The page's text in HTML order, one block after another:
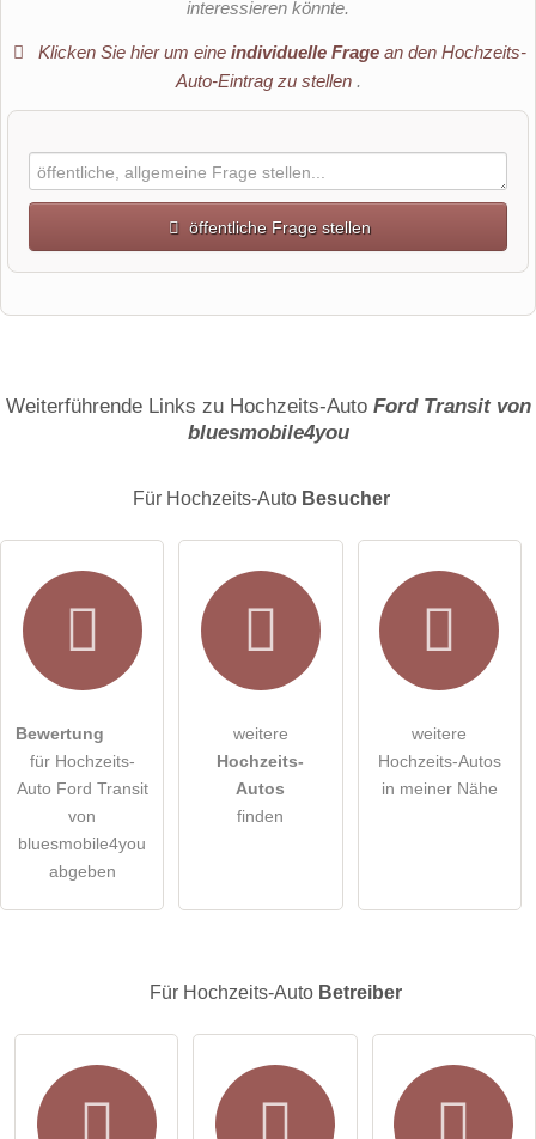
interessieren könnte.
Klicken Sie hier um eine individuelle Fragean den Hochzeits-
Auto-Eintrag zu stellen .
öffentliche Frage stellen
E-Mail-Adresse (wird nicht veröffentlicht)
Hiermit akzeptiere ich die
DieDatenschutzerklärung habe ich zur Kenntnis genommen.
öffentliche Frage stellen Abbrechen
Hinweis: Bitte beachten Sie, öffentliche Fragen sindfür alle
Besucher sichtbar
Klicken Sie hier um eine
Hochzeits-Auto-Eintrag zu stellen
Weiterführende Links zu Hochzeits-Auto Ford Transit von
bluesmobile4you
Für Hochzeits-Auto Besucher
Bewertung
für Hochzeits-
Auto Ford Transit
von
bluesmobile4you
abgeben
weitere
Hochzeits-
Autos
finden
weitere
Hochzeits-Autos
in meiner Nähe
Für Hochzeits-Auto Betreiber